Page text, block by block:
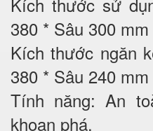
380 * Sâu 300 mm
Kích thước ngăn
380 * Sâu 240 mm
Tính năng: An
khoan phá.